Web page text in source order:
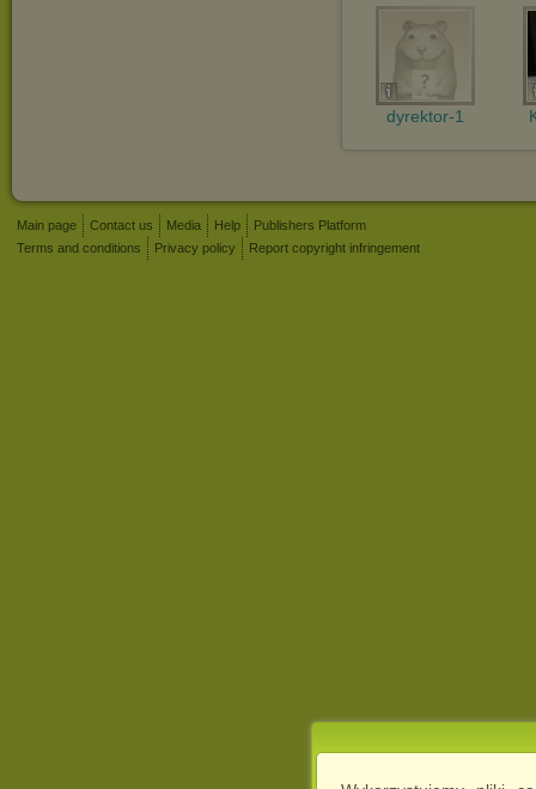
dyrektor-1
Main page Contact us Media Help
Publishers Platform
Terms and conditions
Privacy policy Report copyright infringement